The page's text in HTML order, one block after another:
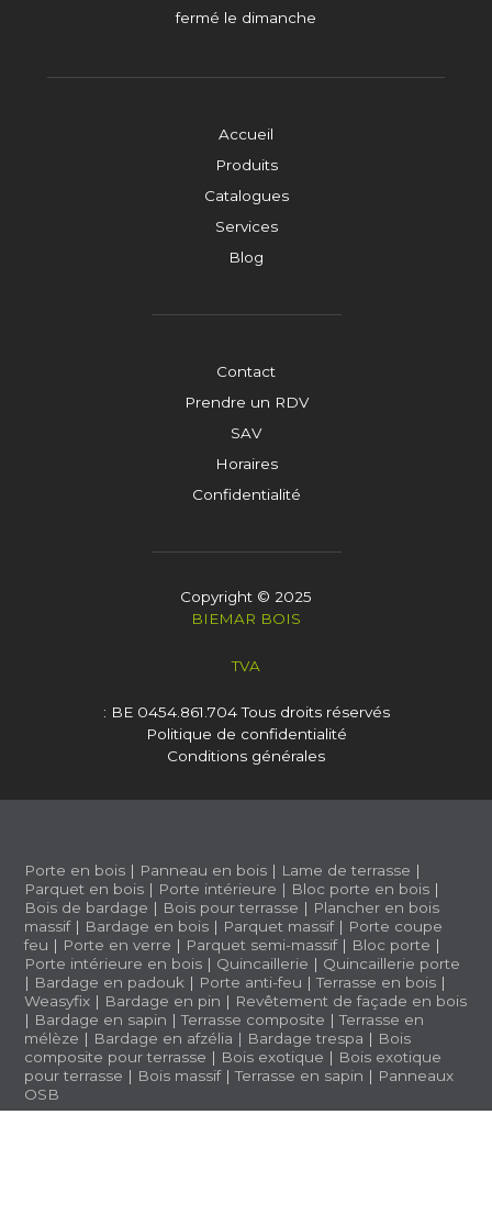
Accueil
Produits
Catalogues
Services
Blog
Contact
Prendre un RDV
SAV
Horaires
Confidentialité
fermé le dimanche
Copyright © 2025
BIEMAR BOIS
TVA
: BE 0454.861.704Tous droits réservés
Politique de confidentialité
Conditions générales
Porte en bois | Panneau en bois | Lame de terrasse |
Parquet en bois | Porte intérieure | Bloc porte en bois |
Bois de bardage | Bois pour terrasse | Plancher en bois
massif| Bardage en bois | Parquet massif| Porte coupe
feu | Porte en verre | Parquet semi-massif| Bloc porte |
Porte intérieure en bois | Quincaillerie | Quincaillerie porte
| Bardage en padouk | Porte anti-feu |Terrasse en bois |
Weasyfix | Bardage en pin | Revêtement de façade en bois
| Bardage en sapin |Terrasse composite |Terrasse en
mélèze | Bardage en afzélia | Bardage trespa | Bois
composite pour terrasse | Bois exotique | Bois exotique
pour terrasse | Bois massif|Terrasse en sapin | Panneaux
OSB